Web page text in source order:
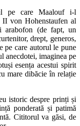
pe care Maalouf i-l
II von Hohenstaufen al
arabofon (de fapt, un
drept, generos,
pe care autorul le pune
anecdotei, imaginea pe
esența acestui spirit
mare dibăcie în relație
istoric despre prinți și
ponderată și patimă
Cititorul va găsi, de